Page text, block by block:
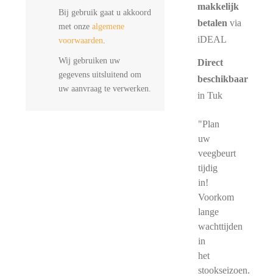
Bij gebruik gaat u akkoord
met onze algemene
voorwaarden.
Wij gebruiken uw
gegevens uitsluitend om
uw aanvraag te verwerken.
makkelijk
betalen via
iDEAL
Direct
beschikbaar
in Tuk
"Plan
uw
veegbeurt
tijdig
in!
Voorkom
lange
wachttijden
in
het
stookseizoen.